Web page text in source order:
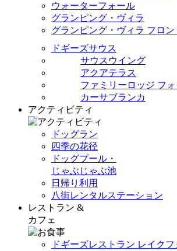
ウォーターフォール
グランピング・ヴィラ
グランピング・ヴィラ フロン
ドギーズサウス
サウスウイング
アクアテラス
ファミリーロッジ フ
カーサブランカ
アクティビティ
ドッグラン
四季の花径
ドッグプール・
じゃぶじゃぶ池
日帰り利用
八街レンタルステーション
レストラン &
カフェ
ドギーズレストラン レイクフ